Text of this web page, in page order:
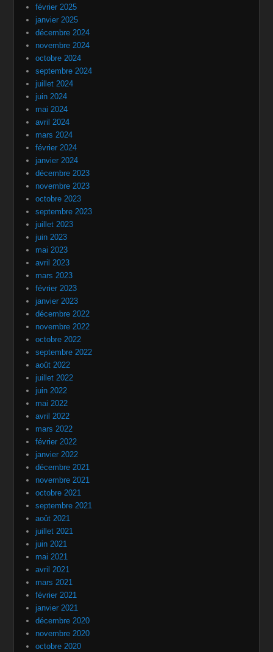
février 2025
janvier 2025
décembre 2024
novembre 2024
octobre 2024
septembre 2024
juillet 2024
juin 2024
mai 2024
avril 2024
mars 2024
février 2024
janvier 2024
décembre 2023
novembre 2023
octobre 2023
septembre 2023
juillet 2023
juin 2023
mai 2023
avril 2023
mars 2023
février 2023
janvier 2023
décembre 2022
novembre 2022
octobre 2022
septembre 2022
août 2022
juillet 2022
juin 2022
mai 2022
avril 2022
mars 2022
février 2022
janvier 2022
décembre 2021
novembre 2021
octobre 2021
septembre 2021
août 2021
juillet 2021
juin 2021
mai 2021
avril 2021
mars 2021
février 2021
janvier 2021
décembre 2020
novembre 2020
octobre 2020